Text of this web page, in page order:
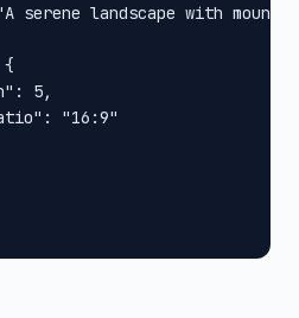
serene landscape with
{
5,
"16:9"